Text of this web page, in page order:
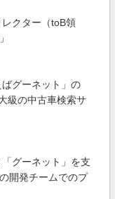
レクター（toB領
グーネット」の
級の中古車検索サ
グーネット」を支
開発チームでのプ